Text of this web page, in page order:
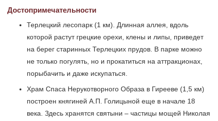
Достопримечательности
Терлецкий лесопарк (1 км). Длинная аллея, вдоль
которой растут грецкие орехи, клены и липы, приведет
на берег старинных Терлецких прудов. В парке можно
не только погулять, но и прокатиться на аттракционах,
порыбачить и даже искупаться.
Храм Спаса Нерукотворного Образа в Гирееве (1,5 км)
построен княгиней А.П. Голицыной еще в начале 18
века. Здесь хранятся святыни – частицы мощей Николая